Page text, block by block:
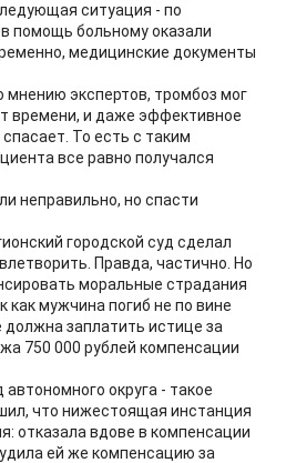
ситуация - по
помощь больному оказали
медицинские документы
мнению экспертов, тромбоз мог
времени, и даже эффективное
То есть с таким
все равно получался
неправильно, но спасти
городской суд сделал
Правда, частично. Но
моральные страдания
как мужчина погиб не по вине
заплатить истице за
750 000 рублей компенсации
округа - такое
что нижестоящая инстанция
отказала вдове в компенсации
ей же компенсацию за